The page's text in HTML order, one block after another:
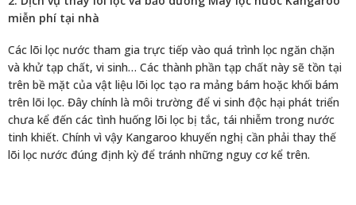
miễn phí tại nhà
Các lõi lọc nước tham gia trực tiếp vào quá trình lọc ngăn chặn
và khử tạp chất, vi sinh… Các thành phần tạp chất này sẽ tồn tại
trên bề mặt của vật liệu lõi lọc tạo ra mảng bám hoặc khối bám
trên lõi lọc. Đây chính là môi trường để vi sinh độc hại phát triển
chưa kể đến các tình huống lõi lọc bị tắc, tái nhiễm trong nước
tinh khiết. Chính vì vậy Kangaroo khuyến nghị cần phải thay thế
lõi lọc nước đúng định kỳ để tránh những nguy cơ kể trên.